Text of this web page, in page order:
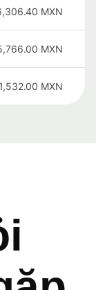
MXN
MXN
MXN